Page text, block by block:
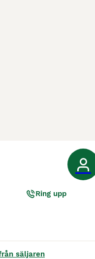
Ring upp
säljaren